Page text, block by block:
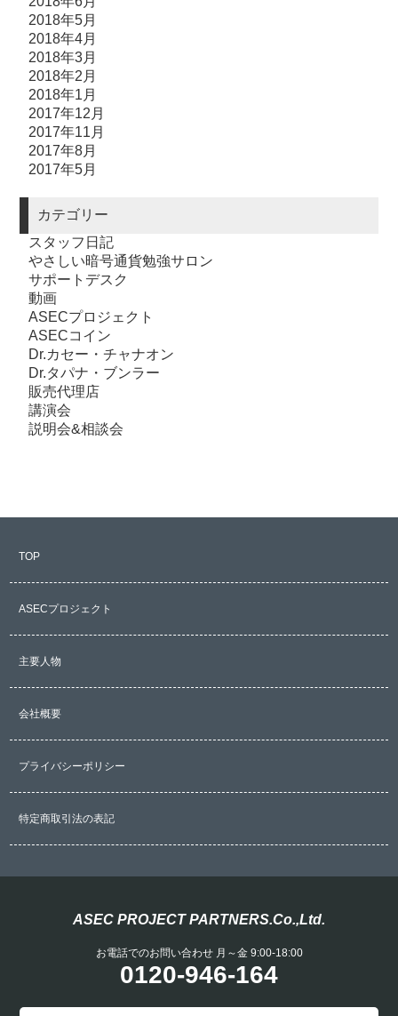
2018年5月
2018年4月
2018年3月
2018年2月
2018年1月
2017年12月
2017年11月
2017年8月
2017年5月
カテゴリー
スタッフ日記
やさしい暗号通貨勉強サロン
サポートデスク
動画
ASECプロジェクト
ASECコイン
Dr.カセー・チャナオン
Dr.タパナ・ブンラー
販売代理店
講演会
説明会&相談会
TOP
ASECプロジェクト
主要人物
会社概要
プライバシーポリシー
特定商取引法の表記
ASEC PROJECT PARTNERS.Co.,Ltd.
お電話でのお問い合わせ 月～金 9:00-18:00
0120-946-164